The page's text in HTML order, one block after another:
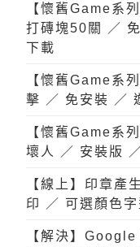
【懷舊Game系
打磚塊50關 ／
下載
【懷舊Game系
擊 ／ 免安裝 ／
【懷舊Game系
壞人 ／ 安裝版
【線上】印章產
印 ／ 可選顏色
【解決】